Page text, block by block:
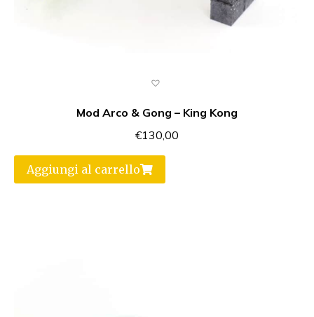
Mod Arco & Gong – King Kong
€130,00
Aggiungi al carrello